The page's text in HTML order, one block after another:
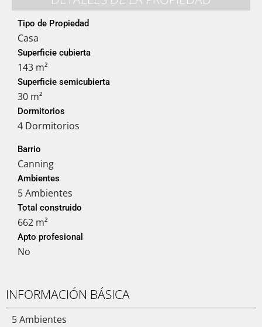
Tipo de Propiedad
Casa
Superficie cubierta
143 m²
Superficie semicubierta
30 m²
Dormitorios
4 Dormitorios
Barrio
Canning
Ambientes
5 Ambientes
Total construido
662 m²
Apto profesional
No
INFORMACIÓN BÁSICA
5 Ambientes